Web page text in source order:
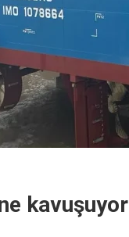
kavuşuyor